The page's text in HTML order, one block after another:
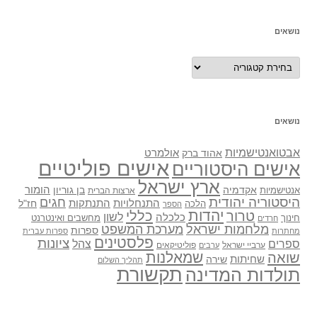
נושאים
נושאים
נושאים
אבטואנטישמיות אהוד ברק אולמרט
אישים היסטוריים אישים פוליטיים
אנטישמיות אקדמיה ארץ ישראל ארצות הברית בן גוריון הומור
היסטוריה יהודית הלכה הספר התנחלויות התנתקות חגים חז"ל
חינוך חרדים טרור יהדות כלכלה כללי לשון מחשבים ואינטרנט
מחתרות מלחמות ישראל מערכת המשפט ספרות ספרות עברית
ספרים ערביי ישראל ערבים פוליטיקאים פלסטינים צהל ציונות
שואה שחיתות שירה שמאלנות תהליך השלום
תולדות המדינה תקשורת